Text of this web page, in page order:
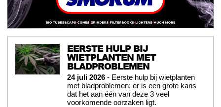
EERSTE HULP BIJ
WIETPLANTEN MET
BLADPROBLEMEN
24 juli 2026 - Eerste hulp bij wietplanten
met bladproblemen: er is een grote kans
dat het aan één van deze 3 veel
voorkomende oorzaken ligt.